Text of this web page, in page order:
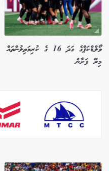
ވޯލްޑްކަޕްގެ ގަދަ 16 ގެ ކުރިމަތިލުންތައް
މިރޭ ފަށާނެ